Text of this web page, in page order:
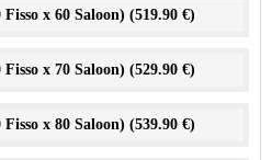
x 60 Saloon) (519.90 €)
x 70 Saloon) (529.90 €)
x 80 Saloon) (539.90 €)